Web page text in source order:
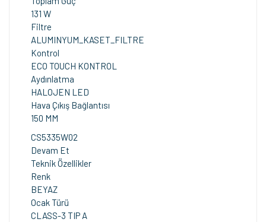
131 W
Filtre
ALUMINYUM_KASET_FILTRE
Kontrol
ECO TOUCH KONTROL
Aydınlatma
HALOJEN LED
Hava Çıkış Bağlantısı
150 MM
CS5335W02
Devam Et
Teknik Özellikler
Renk
BEYAZ
Ocak Türü
CLASS-3 TIP A